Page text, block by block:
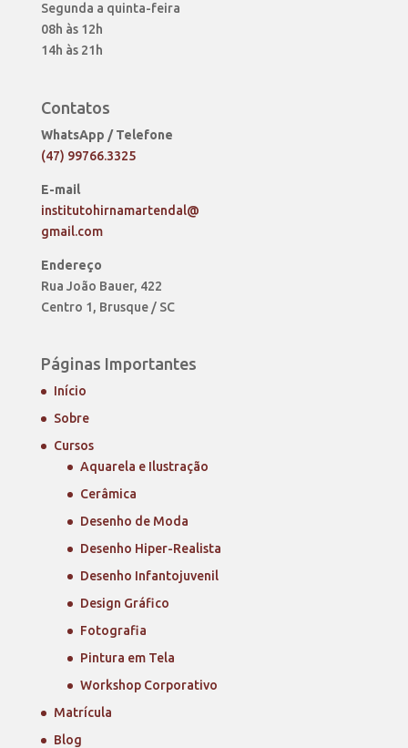
Segunda a quinta-feira
08h às 12h
14h às 21h
Contatos
WhatsApp / Telefone
(47) 99766.3325
E-mail
institutohirnamartendal@
gmail.com
Endereço
Rua João Bauer, 422
Centro 1, Brusque / SC
Páginas Importantes
Início
Sobre
Cursos
Aquarela e Ilustração
Cerâmica
Desenho de Moda
Desenho Hiper-Realista
Desenho Infantojuvenil
Design Gráfico
Fotografia
Pintura em Tela
Workshop Corporativo
Matrícula
Blog